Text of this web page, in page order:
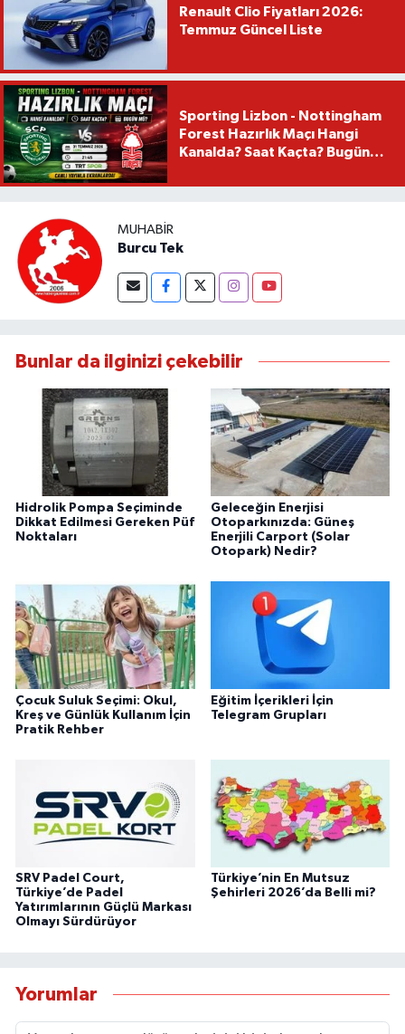
Renault Clio Fiyatları 2026:
Temmuz Güncel Liste
Sporting Lizbon - Nottingham
Forest Hazırlık Maçı Hangi
Kanalda? Saat Kaçta? Bugün
MUHABIR
Burcu Tek
Bunlar da ilginizi çekebilir
Hidrolik Pompa Seçiminde
Dikkat Edilmesi Gereken Püf
Noktaları
Geleceğin Enerjisi
Otoparkınızda: Güneş
Enerjili Carport (Solar
Otopark) Nedir?
Çocuk Suluk Seçimi: Okul,
Kreş ve Günlük Kullanım İçin
Pratik Rehber
Eğitim İçerikleri İçin
Telegram Grupları
SRV Padel Court,
Türkiye’de Padel
Yatırımlarının Güçlü Markası
Olmayı Sürdürüyor
Türkiye’nin En Mutsuz
Şehirleri 2026’da Belli mi?
Yorumlar